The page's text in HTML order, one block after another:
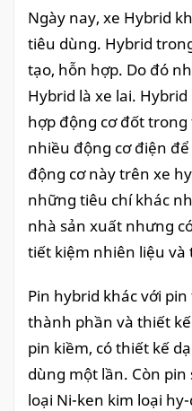
Ngày nay, xe Hybrid
tiêu dùng. Hybrid
tạo, hỗn hợp. Do đó
Hybrid là xe lai.
hợp động cơ đốt
nhiều động cơ điện
động cơ này trên xe
những tiêu chí khác
nhà sản xuất nhưng
tiết kiệm nhiên liệu và
Pin hybrid khác với
thành phần và thiết
pin kiềm, có thiết kế
dùng một lần. Còn
loại Ni-ken kim loại